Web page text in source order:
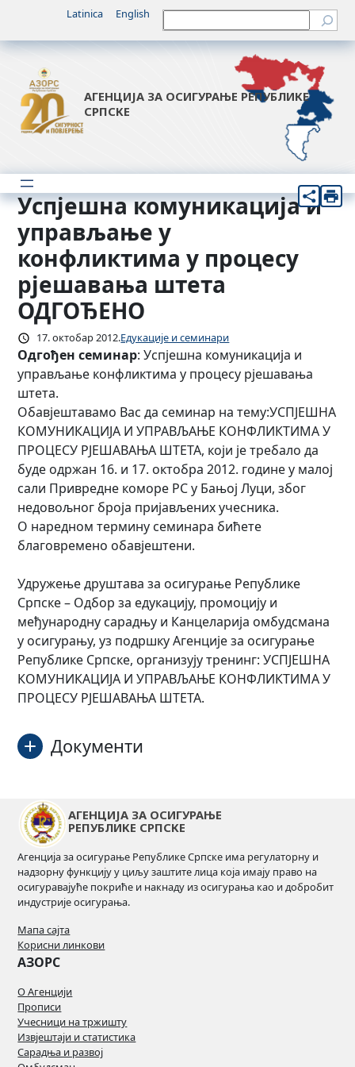
садржај
Latinica English Претрага
АГЕНЦИЈА ЗА ОСИГУРАЊЕ РЕПУБЛИКЕ
СРПСКЕ
Успјешна комуникација и
управљање у
конфликтима у процесу
рјешавања штета
ОДГОЂЕНО
17. октобар 2012.Едукације и семинари
Одгођен семинар: Успјешна комуникација и
управљање конфликтима у процесу рјешавања
штета.
Обавјештавамо Вас да семинар на тему:УСПЈЕШНА
КОМУНИКАЦИЈА И УПРАВЉАЊЕ КОНФЛИКТИМА У
ПРОЦЕСУ РЈЕШАВАЊА ШТЕТА, који је требало да
буде одржан 16. и 17. октобра 2012. године у малој
сали Привредне коморе РС у Бањој Луци, због
недовољног броја пријављених учесника.
О наредном термину семинара бићете
благовремено обавјештени.
Удружење друштава за осигурање Републике
Српске – Одбор за едукацију, промоцију и
међународну сарадњу и Канцеларија омбудсмана
у осигурању, уз подршку Агенције за осигурање
Републике Српске, организују тренинг: УСПЈЕШНА
КОМУНИКАЦИЈА И УПРАВЉАЊЕ КОНФЛИКТИМА У
ПРОЦЕСУ РЈЕШАВАЊА ШТЕТА.
Документи
Пријавница за семинар
АГЕНЦИЈА ЗА ОСИГУРАЊЕ
РЕПУБЛИКЕ СРПСКЕ
Агенција за осигурање Републике Српске има регулаторну и
надзорну функцију у циљу заштите лица која имају право на
осигуравајуће покриће и накнаду из осигурања као и добробит
индустрије осигурања.
Мапа сајта
Корисни линкови
АЗОРС
О Агенцији
Прописи
Учесници на тржишту
Извјештаји и статистика
Сарадња и развој